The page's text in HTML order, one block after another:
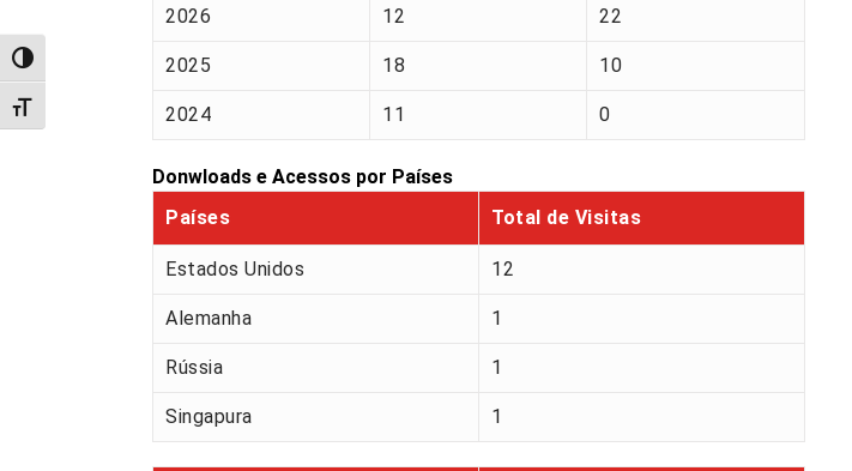
Alternar alto contraste
Alternar tamanho da fonte
2026 12 22
2025 18 10
2024 11 0
Donwloads e Acessos por Países
Países
Total de Visitas
Estados Unidos 12
Alemanha 1
Rússia 1
Singapura 1